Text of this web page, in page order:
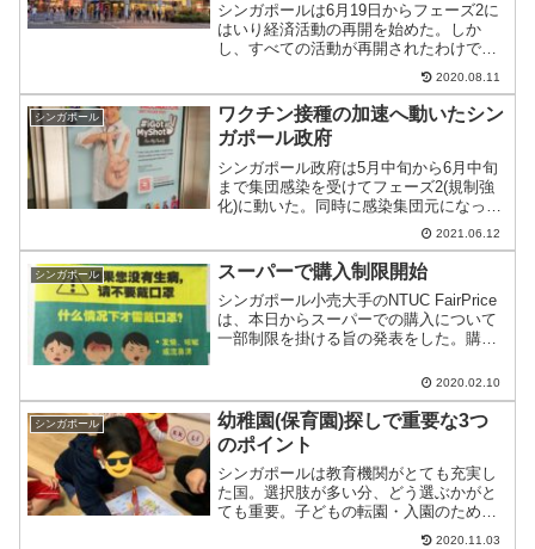
シンガポールは6月19日からフェーズ2に
はいり経済活動の再開を始めた。しか
し、すべての活動が再開されたわけでは
なく、できることできないこと、できる
とされながら制限されていることがあ
る。
2020.08.11
シンガポール
ワクチン接種の加速へ動いたシン
ガポール政府
シンガポール政府は5月中旬から6月中旬
まで集団感染を受けてフェーズ2(規制強
化)に動いた。同時に感染集団元になって
いた学校への集団接種を加速させるとと
もに、全年齢の市民へワクチン接種をす
すめる動きに転じた。
2021.06.12
シンガポール スーパーで購入制限開始
シンガポール小売大手のNTUC FairPrice
は、本日からスーパーでの購入について
一部制限を掛ける旨の発表をした。購入
米や飲料系など。金曜日から始まったパ
ニック買いに対応するためのアクション
となる。
2020.02.10
シンガポール
幼稚園(保育園)探しで重要な3つ
のポイント
シンガポールは教育機関がとても充実し
た国。選択肢が多い分、どう選ぶかがと
ても重要。子どもの転園・入園のために
いろいろ周ったので、そのとき重要だと
2020.11.03